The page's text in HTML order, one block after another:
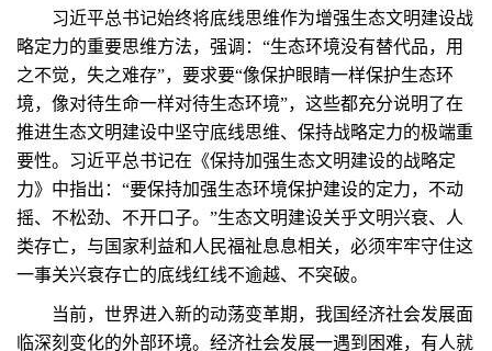
习近平总书记始终将底线思维作为增强生态文明建设战
略定力的重要思维方法，强调：“生态环境没有替代品，用
之不觉，失之难存”，要求要“像保护眼睛一样保护生态环
境，像对待生命一样对待生态环境”，这些都充分说明了在
推进生态文明建设中坚守底线思维、保持战略定力的极端重
要性。习近平总书记在《保持加强生态文明建设的战略定
力》中指出：“要保持加强生态环境保护建设的定力，不动
摇、不松劲、不开口子。”生态文明建设关乎文明兴衰、人
类存亡，与国家利益和人民福祉息息相关，必须牢牢守住这
一事关兴衰存亡的底线红线不逾越、不突破。
当前，世界进入新的动荡变革期，我国经济社会发展面
临深刻变化的外部环境。经济社会发展一遇到困难，有人就